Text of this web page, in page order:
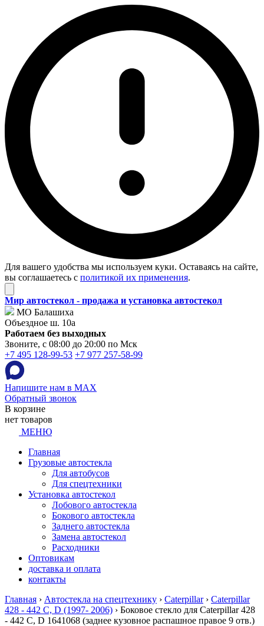
Для вашего удобства мы используем куки. Оставаясь на сайте,
вы соглашаетесь с политикой их применения.
Мир автостекол - продажа и установка автостекол
МО Балашиха
Объездное ш. 10а
Работаем без выходных
Звоните, с 08:00 до 20:00 по Мск
+7 495 128-99-53 +7 977 257-58-99
Напишите нам в MAX
Обратный звонок
В корзине
нет товаров
МЕНЮ
Главная
Грузовые автостекла
Для автобусов
Для спецтехники
Установка автостекол
Лобового автостекла
Бокового автостекла
Заднего автостекла
Замена автостекол
Расходники
Оптовикам
доставка и оплата
контакты
Главная › Автостекла на спецтехнику › Caterpillar› Caterpillar
428 - 442 C, D (1997- 2006) › Боковое стекло для Caterpillar 428
- 442 C, D 1641068 (заднее кузовное распашное правое 9 отв.)